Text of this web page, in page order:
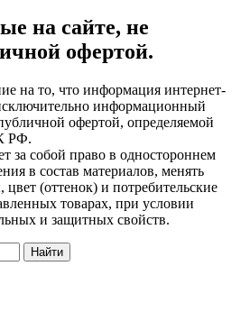
на сайте, не
офертой.
на то, что информация интернет-
информационный
офертой, определяемой
РФ.
за собой право в одностороннем
в состав материалов, менять
цвет (оттенок) и потребительские
товарах, при условии
и защитных свойств.
Найти